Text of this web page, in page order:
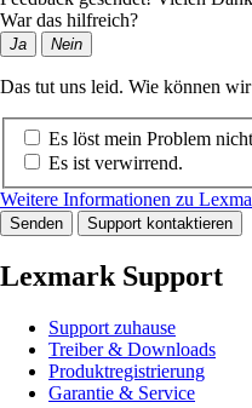
War das hilfreich?
Ja Nein
Das tut uns leid. Wie können wir
Es löst mein Problem
Es ist verwirrend.
Weitere Informationen zu
Senden Support kontaktieren
Lexmark Support
Support zuhause
Treiber & Downloads
Produktregistrierung
Garantie & Service